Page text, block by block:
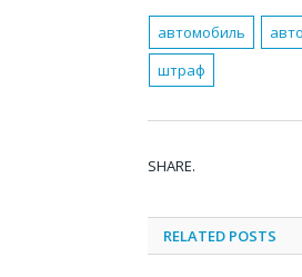
автомобиль
штраф
SHARE.
RELATED POSTS